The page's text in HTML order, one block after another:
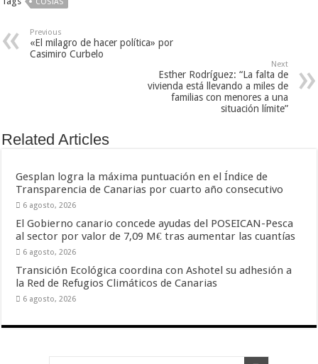
Previous
«El milagro de hacer política» por
Casimiro Curbelo
Next
Esther Rodríguez: “La falta de
vivienda está llevando a miles de
familias con menores a una
situación límite”
Related Articles
Gesplan logra la máxima puntuación en el Índice de
Transparencia de Canarias por cuarto año consecutivo
6 agosto, 2026
El Gobierno canario concede ayudas del POSEICAN-Pesca
al sector por valor de 7,09 M€ tras aumentar las cuantías
6 agosto, 2026
Transición Ecológica coordina con Ashotel su adhesión a
la Red de Refugios Climáticos de Canarias
6 agosto, 2026